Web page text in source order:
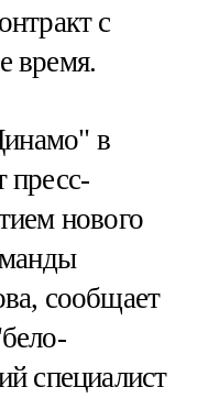
с
время.
в
пресс-
нового
сообщает
специалист